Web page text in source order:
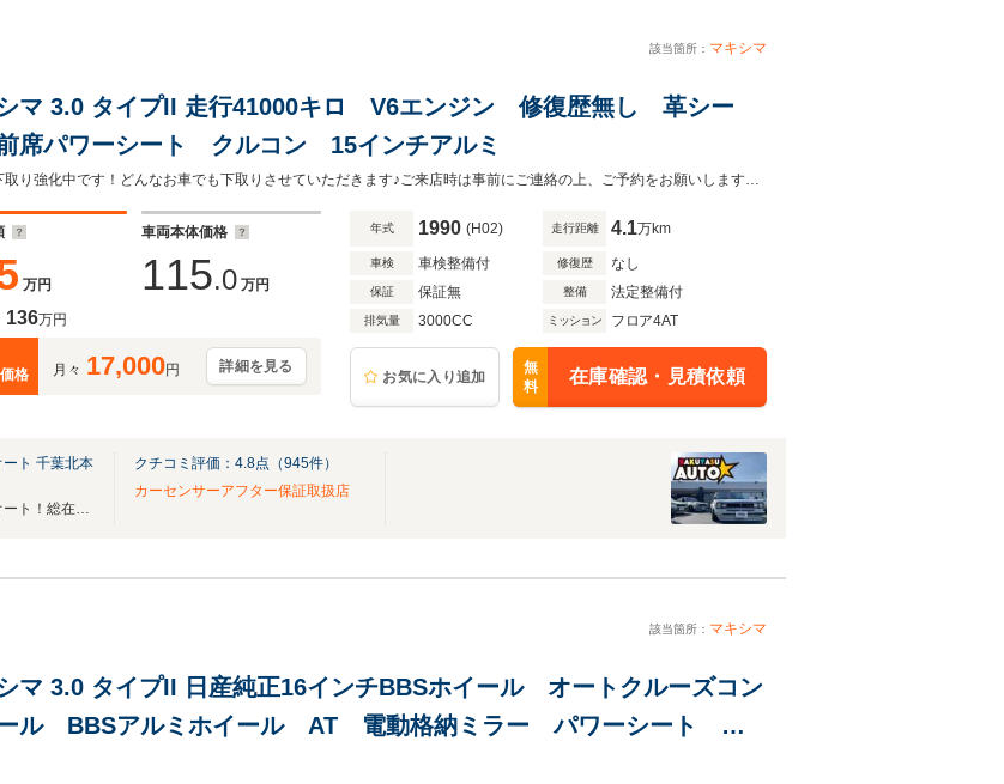
該当箇所： マキシマ
マ 3.0 タイプII 走行41000キロ V6エンジン 修復歴無し 革シー
席パワーシート クルコン 15インチアルミ
現在、下取り強化中です！どんなお車でも下取りさせていただきます♪ご来店時は事前にご連絡の上、ご予約をお願いします。ご予約無しの場合、ご案内できない場合もございます。
万円
車両本体価格
115.0 万円
136万円
格
月々 17,000円 詳細を見る
年式 1990 (H02) 走行距離 4.1万km
車検 車検整備付 修復歴 なし
保証 保証無 整備 法定整備付
排気量 3000CC ミッション フロア4AT
お気に入り追加
無
料
在庫確認・見積依頼
ト 千葉北本
あなただけの宝物が見つかる！バクヤスオート！総在庫500台以上！希少車・絶版車も！
クチコミ評価： 4.8点（945件）
カーセンサーアフター保証取扱店
該当箇所： マキシマ
マ 3.0 タイプII 日産純正16インチBBSホイール オートクルーズコン
ール BBSアルミホイール AT 電動格納ミラー パワーシート 革